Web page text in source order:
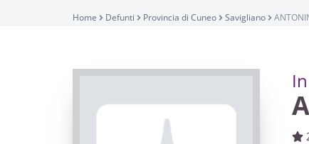
Home Defunti Provincia di Cuneo Savigliano